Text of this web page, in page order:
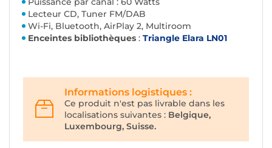
Lecteur CD, Tuner FM/DAB
Wi-Fi, Bluetooth, AirPlay 2, Multiroom
Enceintes bibliothèques : Triangle Elara LN01
Informations logistiques :
Ce produit n'est pas livrable dans les
localisations suivantes : Belgique,
Luxembourg, Suisse.